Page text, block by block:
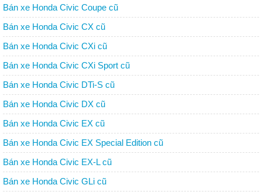
Bán xe Honda Civic Coupe cũ
Bán xe Honda Civic CX cũ
Bán xe Honda Civic CXi cũ
Bán xe Honda Civic CXi Sport cũ
Bán xe Honda Civic DTi-S cũ
Bán xe Honda Civic DX cũ
Bán xe Honda Civic EX cũ
Bán xe Honda Civic EX Special Edition cũ
Bán xe Honda Civic EX-L cũ
Bán xe Honda Civic GLi cũ